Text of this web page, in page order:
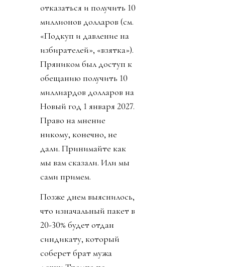
отказаться и получить 10
миллионов долларов (см.
«Подкуп и давление на
избирателей», «взятка»).
Пряником был доступ к
обещанию получить 10
миллиардов долларов на
Новый год 1 января 2027.
Право на мнение
никому, конечно, не
дали. Принимайте как
мы вам сказали. Или мы
сами примем.
Позже днем выяснилось,
что изначальный пакет в
20-30% будет отдан
синдикату, который
соберет брат мужа